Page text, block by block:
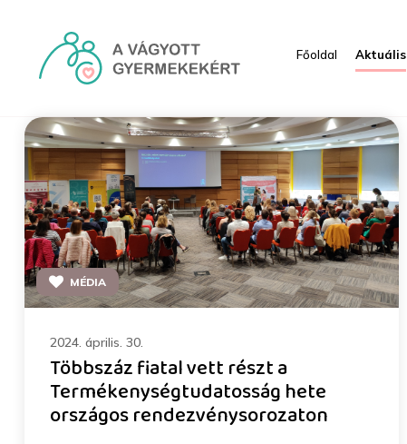
Főoldal Aktuális
Média - HRI
MÉDIA
2024. április. 30.
Többszáz fiatal vett részt a
Termékenységtudatosság hete
országos rendezvénysorozaton